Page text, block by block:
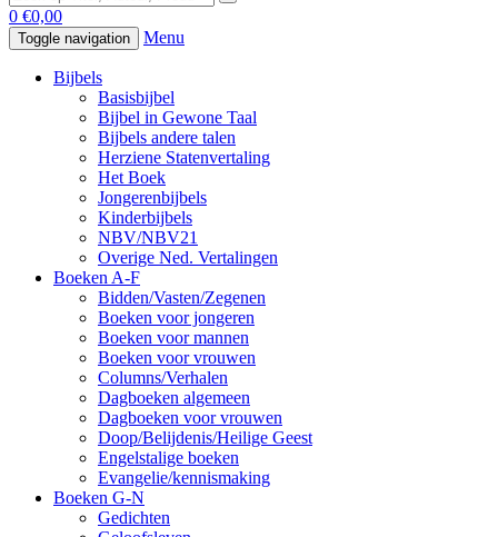
0 €0,00
Toggle navigation Menu
Bijbels
Basisbijbel
Bijbel in Gewone Taal
Bijbels andere talen
Herziene Statenvertaling
Het Boek
Jongerenbijbels
Kinderbijbels
NBV/NBV21
Overige Ned. Vertalingen
Boeken A-F
Bidden/Vasten/Zegenen
Boeken voor jongeren
Boeken voor mannen
Boeken voor vrouwen
Columns/Verhalen
Dagboeken algemeen
Dagboeken voor vrouwen
Doop/Belijdenis/Heilige Geest
Engelstalige boeken
Evangelie/kennismaking
Boeken G-N
Gedichten